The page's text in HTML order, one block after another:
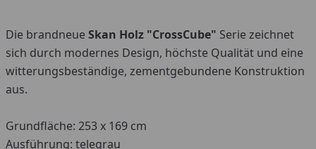
Die brandneue Skan Holz "CrossCube" Serie zeichnet
sich durch modernes Design, höchste Qualität und eine
witterungsbeständige, zementgebundene Konstruktion
aus.
Grundfläche: 253 x 169 cm
Ausführung: telegrau